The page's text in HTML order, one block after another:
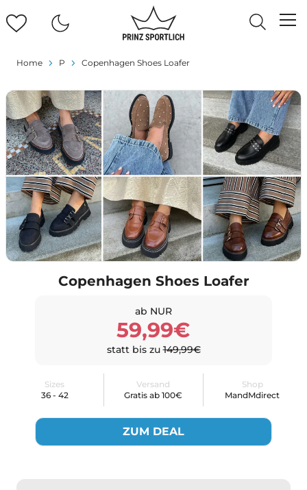
Home P Copenhagen Shoes Loafer
Copenhagen Shoes Loafer
ab NUR
59,99€
statt bis zu149,99€
Sizes
36 - 42
Versand
Gratis ab 100€
Shop
MandMdirect
ZUM DEAL